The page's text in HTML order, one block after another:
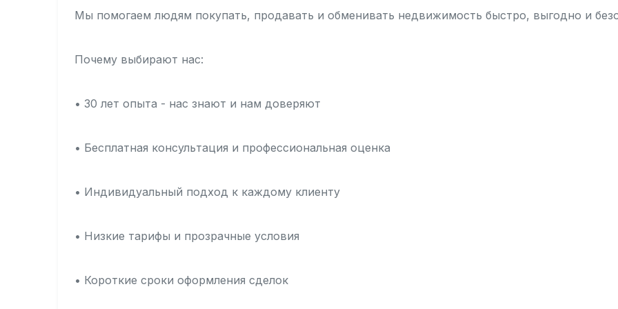
Мы помогаем людям покупать, продавать и обменивать недвижимость быстро, выгодно и
Почему выбирают нас:
• 30 лет опыта - нас знают и нам доверяют
• Бесплатная консультация и профессиональная оценка
• Индивидуальный подход к каждому клиенту
• Низкие тарифы и прозрачные условия
• Короткие сроки оформления сделок